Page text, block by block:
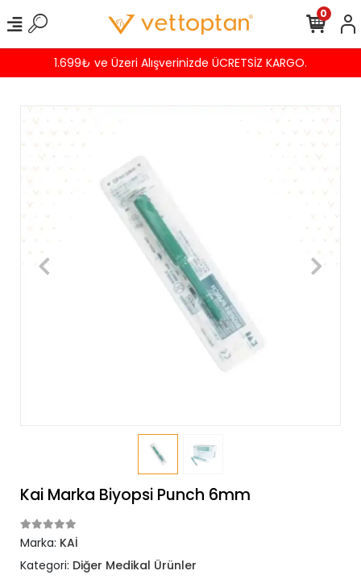
1.699₺ ve Üzeri Alışverinizde ÜCRETSİZ KARGO.
0
Kai Marka Biyopsi Punch 6mm
Marka: KAİ
Kategori: Diğer Medikal Ürünler